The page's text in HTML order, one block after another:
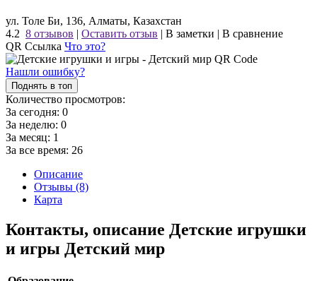
ул. Толе Би, 136, Алматы, Казахстан
4.2 8 отзывов | Оставить отзыв | В заметки | В сравнение
QR Ссылка Что это?
Нашли ошибку?
Поднять в топ
Количество просмотров:
За сегодня: 0
За неделю: 0
За месяц: 1
За все время: 26
Описание
Отзывы (8)
Карта
Контакты, описание Детские игрушки
и игры Детский мир